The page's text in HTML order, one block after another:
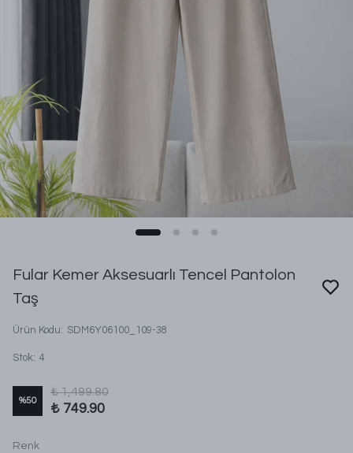
Fular Kemer Aksesuarlı Tencel Pantolon
Taş
Ürün Kodu: SDM6Y06100_109-38
Stok: 4
%50
₺ 1,499.80
₺ 749.90
Renk